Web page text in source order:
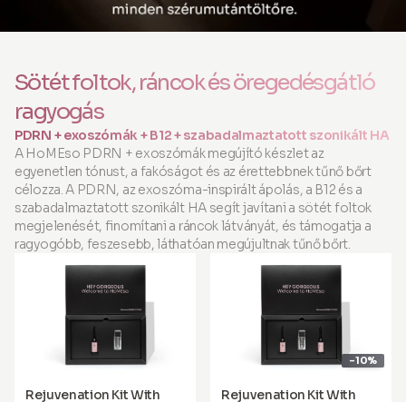
Sötét foltok, ráncok és öregedésgátló
ragyogás
PDRN + exoszómák + B12 + szabadalmaztatott szonikált HA
A HoMEso PDRN + exoszómák megújító készlet az
egyenetlen tónust, a fakóságot és az érettebbnek tűnő bőrt
célozza. A PDRN, az exoszóma-inspirált ápolás, a B12 és a
szabadalmaztatott szonikált HA segít javítani a sötét foltok
megjelenését, finomítani a ráncok látványát, és támogatja a
ragyogóbb, feszesebb, láthatóan megújultnak tűnő bőrt.
Rejuvenation Kit With
-10%
Rejuvenation Kit With